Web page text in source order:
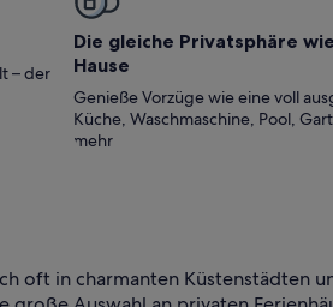
– der
Die gleiche Privatsphäre
Hause
Genieße Vorzüge wie eine voll
Küche, Waschmaschine, Pool,
mehr
oft in charmanten Küstenstädten